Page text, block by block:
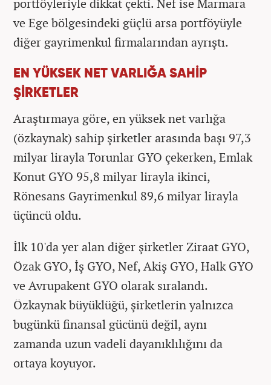
ve Ege bölgesindeki güçlü arsa portföyüyle
diğer gayrimenkul firmalarından ayrıştı.
EN YÜKSEK NET VARLIĞA SAHİP
ŞİRKETLER
Araştırmaya göre, en yüksek net varlığa
(özkaynak) sahip şirketler arasında başı 97,3
milyar lirayla Torunlar GYO çekerken, Emlak
Konut GYO 95,8 milyar lirayla ikinci,
Rönesans Gayrimenkul 89,6 milyar lirayla
üçüncü oldu.
İlk 10'da yer alan diğer şirketler Ziraat GYO,
Özak GYO, İş GYO, Nef, Akiş GYO, Halk GYO
ve Avrupakent GYO olarak sıralandı.
Özkaynak büyüklüğü, şirketlerin yalnızca
bugünkü finansal gücünü değil, aynı
zamanda uzun vadeli dayanıklılığını da
ortaya koyuyor.